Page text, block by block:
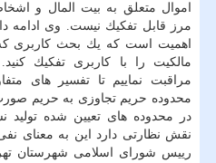
اموال متعلق به بیت المال و
مرز قابل تفكیك نیست. وی ادامه
اهمیت است كه یك بحث كاربری كه
مالكیت را با كاربری تفكیك
مراقبت نماییم تا تفسیر های
محدوده حریم تجاوزی به حریم
در محدوده های تعیین شده تولید
نقش نظارتی دارد این به معنای نفی
رییس شورای اسلامی شهرستان